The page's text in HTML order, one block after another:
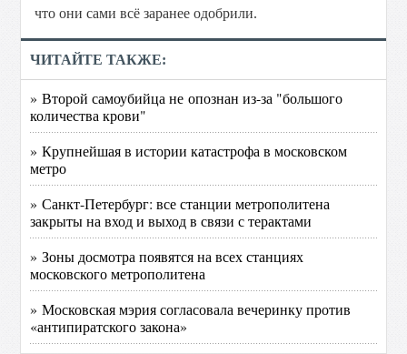
что они сами всё заранее одобрили.
ЧИТАЙТЕ ТАКЖЕ:
» Второй самоубийца не опознан из-за "большого
количества крови"
» Крупнейшая в истории катастрофа в московском
метро
» Санкт-Петербург: все станции метрополитена
закрыты на вход и выход в связи с терактами
» Зоны досмотра появятся на всех станциях
московского метрополитена
» Московская мэрия согласовала вечеринку против
«антипиратского закона»